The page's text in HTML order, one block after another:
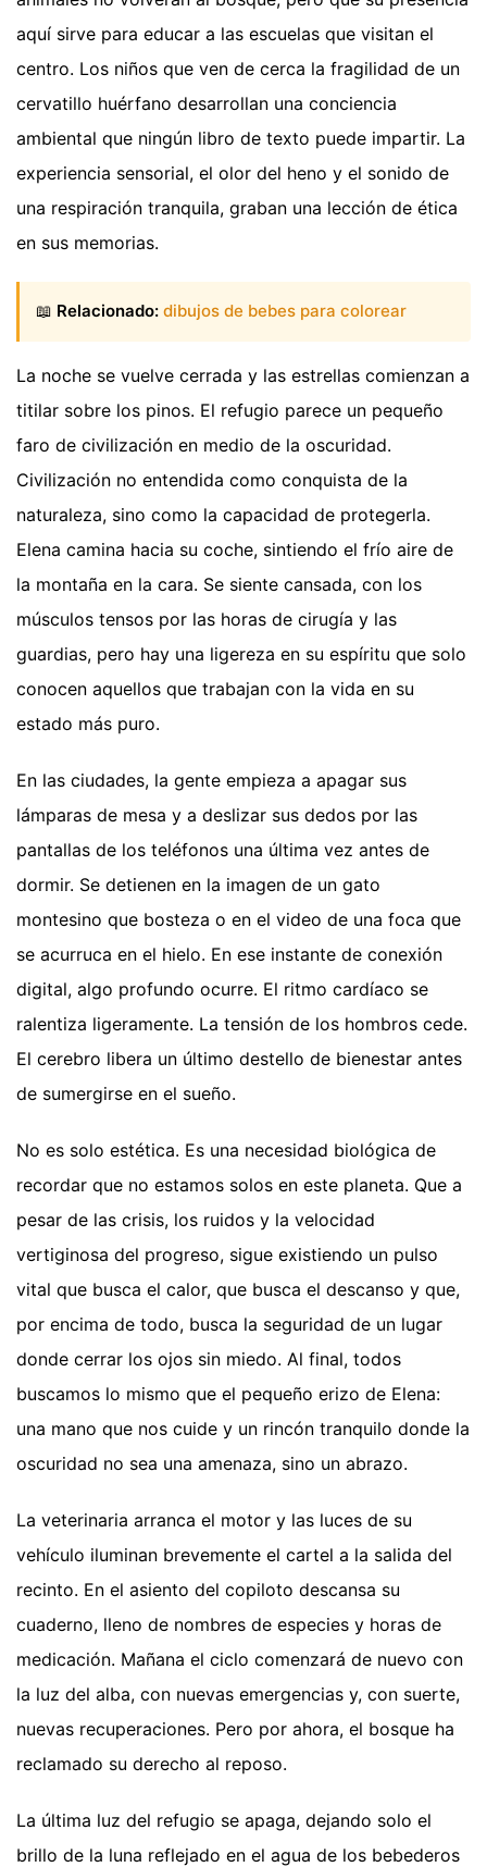
aquí sirve para educar a las escuelas que visitan el
centro. Los niños que ven de cerca la fragilidad de un
cervatillo huérfano desarrollan una conciencia
ambiental que ningún libro de texto puede impartir. La
experiencia sensorial, el olor del heno y el sonido de
una respiración tranquila, graban una lección de ética
en sus memorias.
📖 Relacionado: dibujos de bebes para colorear
La noche se vuelve cerrada y las estrellas comienzan a
titilar sobre los pinos. El refugio parece un pequeño
faro de civilización en medio de la oscuridad.
Civilización no entendida como conquista de la
naturaleza, sino como la capacidad de protegerla.
Elena camina hacia su coche, sintiendo el frío aire de
la montaña en la cara. Se siente cansada, con los
músculos tensos por las horas de cirugía y las
guardias, pero hay una ligereza en su espíritu que solo
conocen aquellos que trabajan con la vida en su
estado más puro.
En las ciudades, la gente empieza a apagar sus
lámparas de mesa y a deslizar sus dedos por las
pantallas de los teléfonos una última vez antes de
dormir. Se detienen en la imagen de un gato
montesino que bosteza o en el video de una foca que
se acurruca en el hielo. En ese instante de conexión
digital, algo profundo ocurre. El ritmo cardíaco se
ralentiza ligeramente. La tensión de los hombros cede.
El cerebro libera un último destello de bienestar antes
de sumergirse en el sueño.
No es solo estética. Es una necesidad biológica de
recordar que no estamos solos en este planeta. Que a
pesar de las crisis, los ruidos y la velocidad
vertiginosa del progreso, sigue existiendo un pulso
vital que busca el calor, que busca el descanso y que,
por encima de todo, busca la seguridad de un lugar
donde cerrar los ojos sin miedo. Al final, todos
buscamos lo mismo que el pequeño erizo de Elena:
una mano que nos cuide y un rincón tranquilo donde la
oscuridad no sea una amenaza, sino un abrazo.
La veterinaria arranca el motor y las luces de su
vehículo iluminan brevemente el cartel a la salida del
recinto. En el asiento del copiloto descansa su
cuaderno, lleno de nombres de especies y horas de
medicación. Mañana el ciclo comenzará de nuevo con
la luz del alba, con nuevas emergencias y, con suerte,
nuevas recuperaciones. Pero por ahora, el bosque ha
reclamado su derecho al reposo.
La última luz del refugio se apaga, dejando solo el
brillo de la luna reflejado en el agua de los bebederos